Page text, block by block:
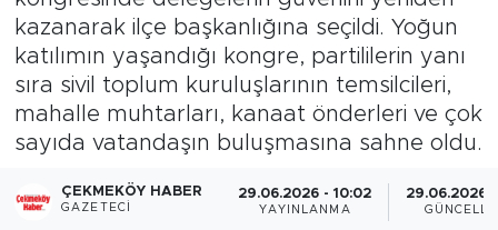
kazanarak ilçe başkanlığına seçildi. Yoğun
katılımın yaşandığı kongre, partililerin yanı
sıra sivil toplum kuruluşlarının temsilcileri,
mahalle muhtarları, kanaat önderleri ve çok
sayıda vatandaşın buluşmasına sahne oldu.
ÇEKMEKÖY HABER
GAZETECI
29.06.2026 - 10:02
YAYINLANMA
29.06.2026 -